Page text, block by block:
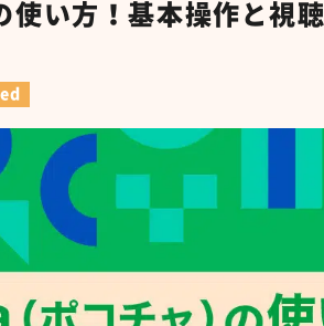
い方！基本操作と視